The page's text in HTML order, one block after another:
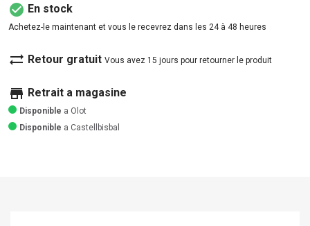
check_circle En stock
Achetez-le maintenant et vous le recevrez dans les 24 à 48 heures
sync_alt Retour gratuit Vous avez 15 jours pour retourner le produit
store Retrait a magasine
Disponible a Olot
Disponible a Castellbisbal